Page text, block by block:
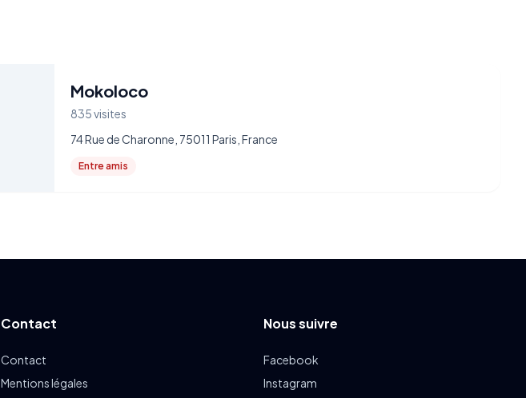
Mokoloco
835 visites
74 Rue de Charonne, 75011 Paris, France
Entre amis
Contact
Contact
Mentions légales
Nous suivre
Facebook
Instagram